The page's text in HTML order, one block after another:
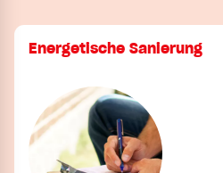
Energetische Sanierung